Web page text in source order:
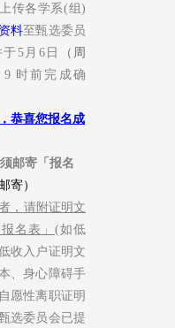
传各学系(组)
料至甄选委员
5月6日
（周
9 时前完成确
恭喜您报名成
邮寄「报名
寄）
，请附证明文
名表」 (如低
收入户证明文
、身心障碍手
愿性离职证明
选委员会已提